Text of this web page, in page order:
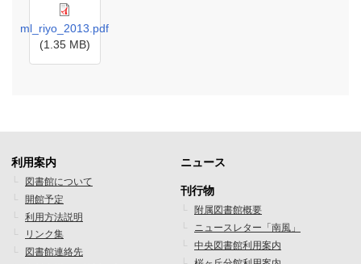
ml_riyo_2013.pdf
(1.35 MB)
フ
ッ
タ
利用案内
図書館について
開館予定
利用方法説明
リンク集
図書館連絡先
フ
ッ
タ
ニュース
刊行物
附属図書館概要
ニュースレター「南風」
中央図書館利用案内